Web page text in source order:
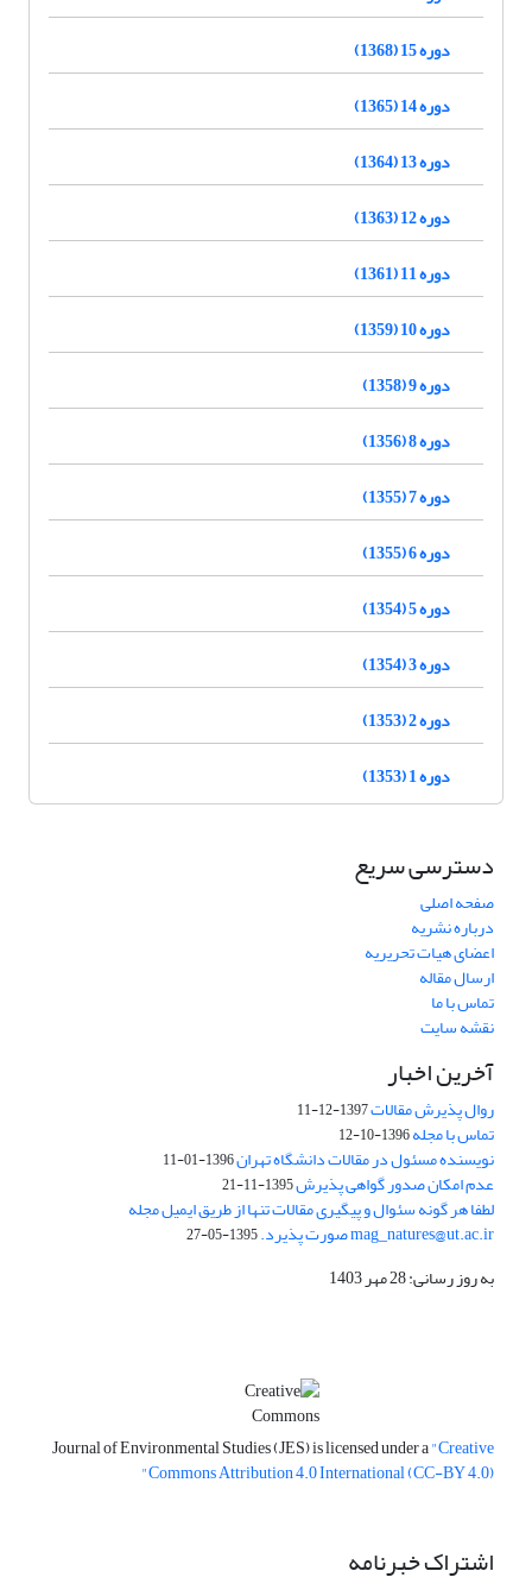
دوره 15 (1368)
دوره 14 (1365)
دوره 13 (1364)
دوره 12 (1363)
دوره 11 (1361)
دوره 10 (1359)
دوره 9 (1358)
دوره 8 (1356)
دوره 7 (1355)
دوره 6 (1355)
دوره 5 (1354)
دوره 3 (1354)
دوره 2 (1353)
دوره 1 (1353)
دسترسی سریع
صفحه اصلی
درباره نشریه
اعضای هیات تحریریه
ارسال مقاله
تماس با ما
نقشه سایت
آخرین اخبار
روال پذیرش مقالات1397-12-11
تماس با مجله1396-10-12
نویسنده مسئول در مقالات دانشگاه تهران1396-01-11
عدم امکان صدور گواهی پذیرش1395-11-21
لطفا هر گونه سئوال و پیگیری مقالات تنها از طریق ایمیل مجله
mag_natures@ut.ac.ir صورت پذیرد. 1395-05-27
به روز رسانی: 28 مهر 1403
Journal of Environmental Studies (JES) is licensed under a"Creative
Commons Attribution 4.0 International (CC-BY 4.0)"
اشتراک خبرنامه